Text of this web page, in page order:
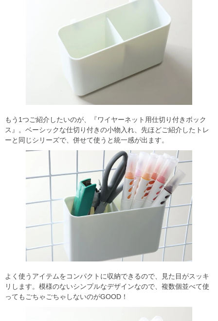
もう1つご紹介したいのが、『ワイヤーネット用仕切り付きボック
ス』。ベーシックな仕切り付きの小物入れ、先ほどご紹介したトレ
ーと同じシリーズで、併せて使うと統一感が出ます。
よく使うアイテムをコンパクトに収納できるので、見た目がスッキ
リします。模様のないシンプルなデザインなので、複数個並べて使
ってもごちゃごちゃしないのがGOOD！